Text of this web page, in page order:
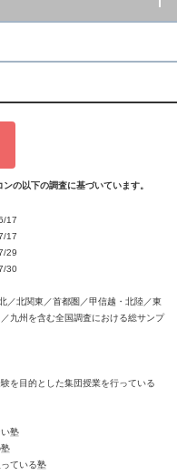
の以下の調査に基づいています。
17
17
29
30
／北関東／首都圏／甲信越・北陸／東
九州を含む全国調査における総サンプ
を目的とした集団授業を行っている
塾
ている塾